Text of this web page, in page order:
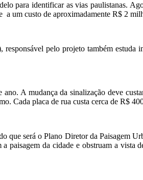
para identificar as vias paulistanas.
a um custo de aproximadamente R$ 2
pelo projeto também estuda
A mudança da sinalização deve
Cada placa de rua custa cerca de R$
que será o Plano Diretor da Paisagem
paisagem da cidade e obstruam a